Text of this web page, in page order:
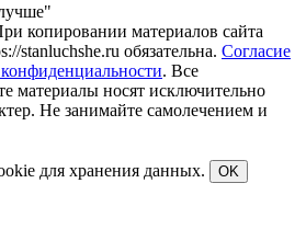
копировании материалов сайта
stanluchshe.ru обязательна. Согласие
. Все
материалы носят исключительно
Не занимайте самолечением и
для хранения данных. OK